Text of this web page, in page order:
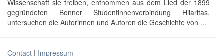
Wissenschaft sie treiben, entnommen aus dem Lied der 1899
gegründeten Bonner Studentinnenverbindung Hilaritas,
untersuchen die Autorinnen und Autoren die Geschichte von ...
Contact | Impressum